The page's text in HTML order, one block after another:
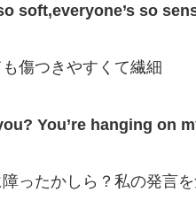
soft,everyone’s so
傷つきやすくて繊細
You’re hanging on
ったかしら？私の発言